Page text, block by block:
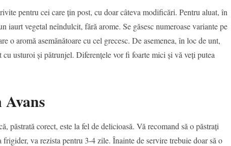
pentru cei care țin post, cu doar câteva modificări. Pentru aluat, în
iaurt vegetal neîndulcit, fără arome. Se găsesc numeroase variante pe
o aromă asemănătoare cu cel grecesc. De asemenea, în loc de unt,
usturoi și pătrunjel. Diferențele vor fi foarte mici și vă veți putea
păstrată corect, este la fel de delicioasă. Vă recomand să o păstrați
va rezista pentru 3-4 zile. Înainte de servire trebuie doar să o